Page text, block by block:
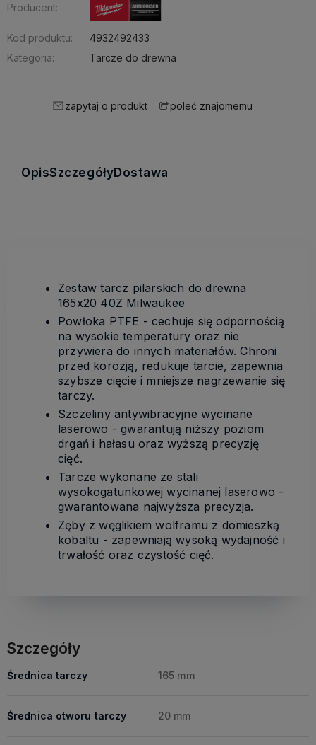
Producent:
Kod produktu:
4932492433
Kategoria:
Tarcze do drewna
zapytaj o produkt poleć znajomemu
OpisSzczegółyDostawa
Zestaw tarcz pilarskich do drewna
165x20 40Z Milwaukee
Powłoka PTFE - cechuje się odpornością
na wysokie temperatury oraz nie
przywiera do innych materiałów. Chroni
przed korozją, redukuje tarcie, zapewnia
szybsze cięcie i mniejsze nagrzewanie się
tarczy.
Szczeliny antywibracyjne wycinane
laserowo - gwarantują niższy poziom
drgań i hałasu oraz wyższą precyzję
cięć.
Tarcze wykonane ze stali
wysokogatunkowej wycinanej laserowo -
gwarantowana najwyższa precyzja.
Zęby z węglikiem wolframu z domieszką
kobaltu - zapewniają wysoką wydajność i
trwałość oraz czystość cięć.
Szczegóły
Średnica tarczy 165 mm
Średnica otworu tarczy 20 mm